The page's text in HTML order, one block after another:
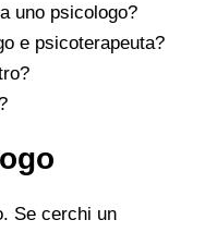
uno psicologo?
e psicoterapeuta?
Se cerchi un